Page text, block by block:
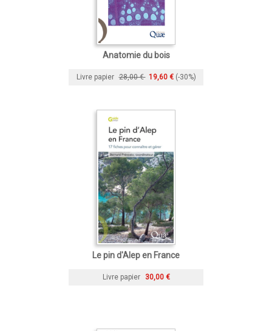
Anatomie du bois
Livre papier 28,00 € 19,60 € (-30%)
Le pin d'Alep en France
Livre papier 30,00 €